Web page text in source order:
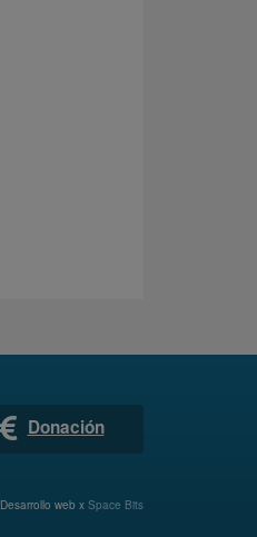
Donación
Desarrollo web x Space Bits